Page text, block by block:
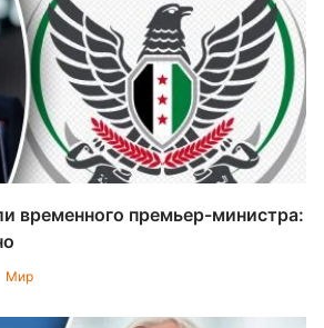
временного премьер-министра:
Мир